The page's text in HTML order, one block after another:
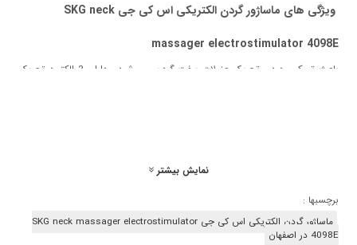
ویژگی های ماساژور گردن الکتریکی اس کی جی SKG neck
massager electrostimulator 4098E
باعث تسکین درد و تحریک عضلات سفت گردن می شود . دارای 2 الکترود تحریک
این به شما امکان می دهد ماساژ را با نیازهای فردی خود تنظیم کنید. شخصی سازی
ایمنی کامل استفاده را تضمین می کند. سازنده از مواد با کیفیت بالا و سیستم
خاموش شدن خودکار استفاده می کند.
نمایش بیشتر
برچسبها :
ماساژور گردن الکتریکی اس کی جی SKG neck massager electrostimulator
4098E در اصفهان